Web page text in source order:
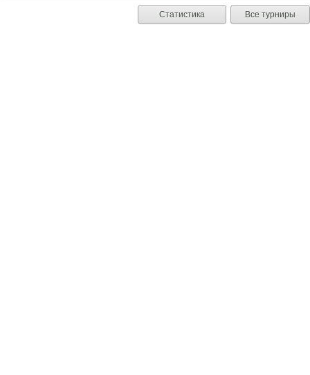
Статистика Все турниры